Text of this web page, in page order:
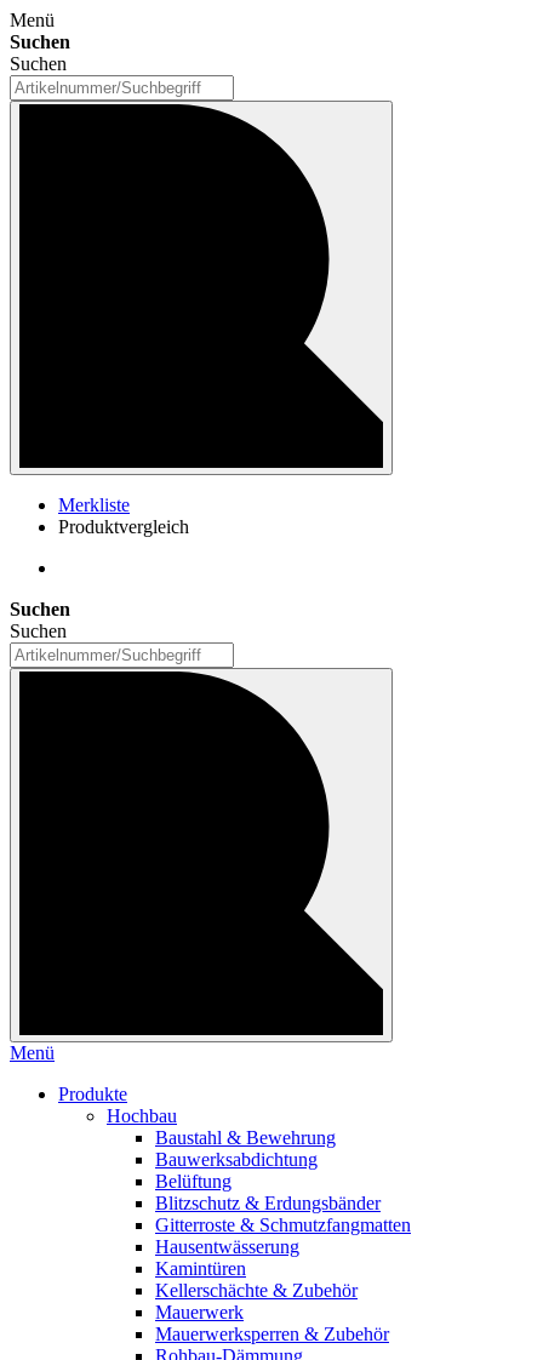
Menü
Suchen
Suchen
Merkliste
Produktvergleich
Suchen
Suchen
Menü
Produkte
Hochbau
Baustahl & Bewehrung
Bauwerksabdichtung
Belüftung
Blitzschutz & Erdungsbänder
Gitterroste & Schmutzfangmatten
Hausentwässerung
Kamintüren
Kellerschächte & Zubehör
Mauerwerk
Mauerwerksperren & Zubehör
Rohbau-Dämmung